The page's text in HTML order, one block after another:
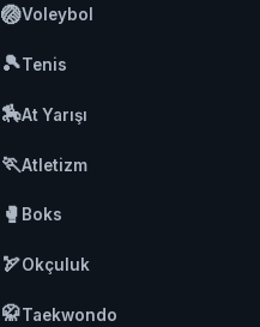
🏐Voleybol
🎾Tenis
🏇At Yarışı
🏃Atletizm
🥊 Boks
🏹Okçuluk
🥋Taekwondo